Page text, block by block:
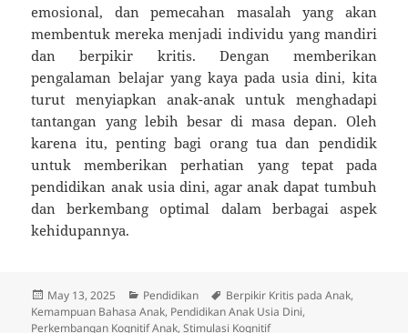
emosional, dan pemecahan masalah yang akan
membentuk mereka menjadi individu yang mandiri
dan berpikir kritis. Dengan memberikan
pengalaman belajar yang kaya pada usia dini, kita
turut menyiapkan anak-anak untuk menghadapi
tantangan yang lebih besar di masa depan. Oleh
karena itu, penting bagi orang tua dan pendidik
untuk memberikan perhatian yang tepat pada
pendidikan anak usia dini, agar anak dapat tumbuh
dan berkembang optimal dalam berbagai aspek
kehidupannya.
Posted
on
May 13, 2025 Categories
Pendidikan Tags
Berpikir Kritis pada Anak,
Kemampuan Bahasa Anak, Pendidikan Anak Usia Dini,
Perkembangan Kognitif Anak,Stimulasi Kognitif